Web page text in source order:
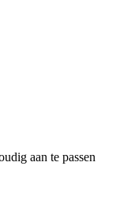
aan te passen